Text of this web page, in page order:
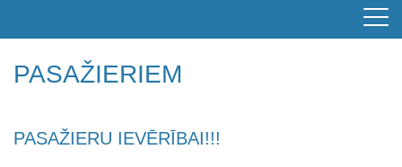
PASAŽIERIEM
PASAŽIERU IEVĒRĪBAI!!!